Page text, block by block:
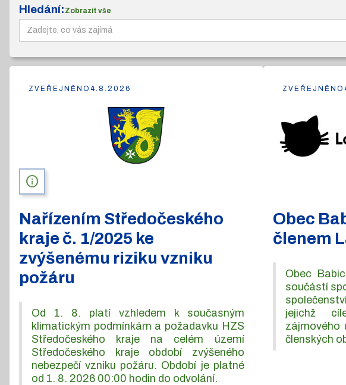
Hledání: Zobrazit vše
info
Nařízením Středočeského
kraje č. 1/2025 ke
zvýšenému riziku vzniku
požáru
Od 1. 8. platí vzhledem k současným
klimatickým podmínkám a požadavku HZS
Středočeského kraje na celém území
Středočeského kraje období zvýšeného
nebezpečí vzniku požáru. Období je platné
od 1. 8. 2026 00:00 hodin do odvolání.
ZVEŘEJNĚNO 4.8.2026
Obec
členem
Obec
součástí
jejichž
zájmového
členských
ZVEŘEJNĚNO